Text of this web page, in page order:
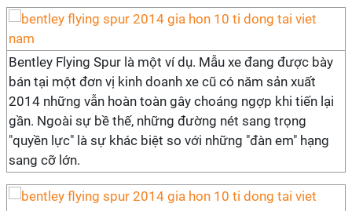
Bentley Flying Spur là một ví dụ. Mẫu xe đang được bày
bán tại một đơn vị kinh doanh xe cũ có năm sản xuất
2014 những vẫn hoàn toàn gây choáng ngợp khi tiến lại
gần. Ngoài sự bề thế, những đường nét sang trọng
"quyền lực" là sự khác biệt so với những "đàn em" hạng
sang cỡ lớn.